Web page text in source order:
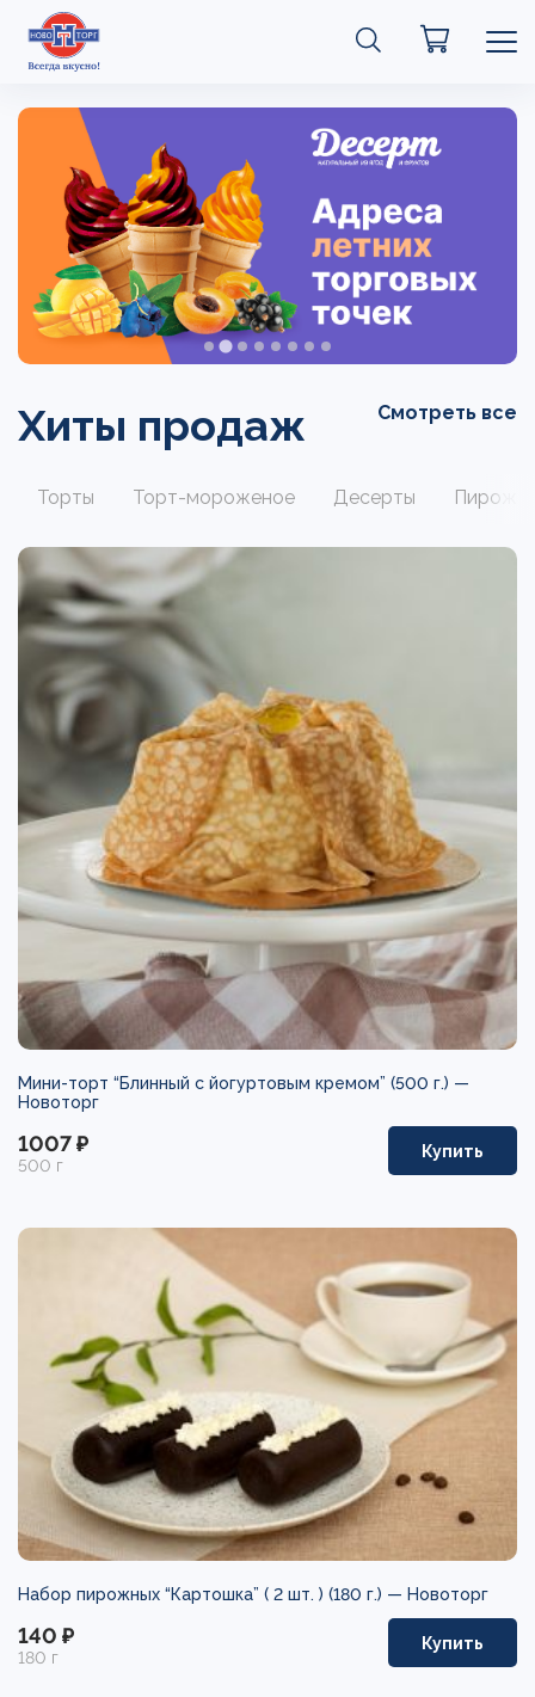
Хиты продаж Смотреть все
Торты Торт-мороженое Десерты
Мини-торт “Блинный с йогуртовым кремом” (500 г.) —
Новоторг
1007 ₽
500 г
Купить
Набор пирожных “Картошка” ( 2 шт. ) (180 г.) — Новоторг
140 ₽
180 г
Купить